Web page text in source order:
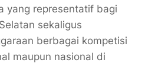
yang representatif bagi
sekaligus
berbagai kompetisi
maupun nasional di